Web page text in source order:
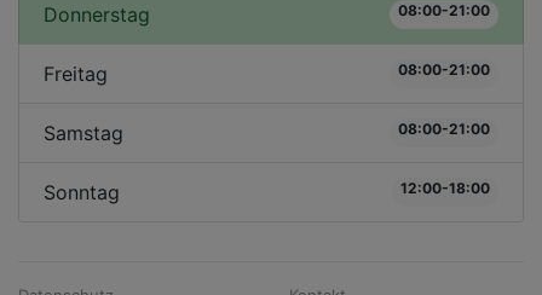
Donnerstag 08:00-21:00
Freitag 08:00-21:00
Samstag 08:00-21:00
Sonntag 12:00-18:00